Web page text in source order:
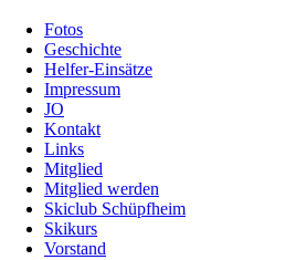
Fotos
Geschichte
Helfer-Einsätze
Impressum
JO
Kontakt
Links
Mitglied
Mitglied werden
Skiclub Schüpfheim
Skikurs
Vorstand